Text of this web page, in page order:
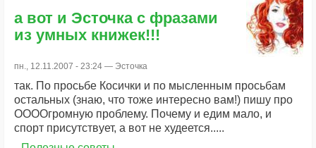
а вот и Эсточка с фразами
из умных книжек!!!
пн., 12.11.2007 - 23:24 — Эсточка
так. По просьбе Косички и по мысленным просьбам
остальных (знаю, что тоже интересно вам!) пишу про
ООООгромную проблему. Почему и едим мало, и
спорт присутствует, а вот не худеется.....